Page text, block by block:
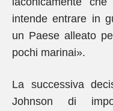
intende entrare in
un Paese alleato
pochi marinai».
La successiva
Johnson di